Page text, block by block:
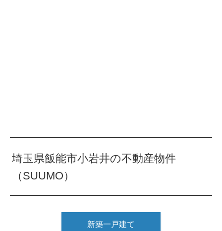
埼玉県飯能市小岩井の不動産物件
（SUUMO）
新築一戸建て